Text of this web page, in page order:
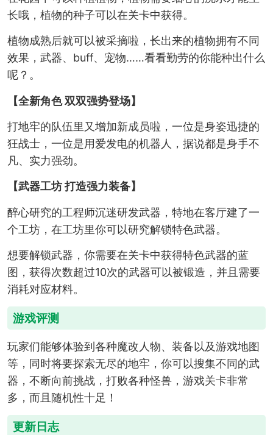
长哦，植物的种子可以在关卡中获得。
植物成熟后就可以被采摘啦，长出来的植物拥有不同
效果，武器、buff、宠物……看看勤劳的你能种出什么
呢？。
【全新角色 双双强势登场】
打地牢的队伍里又增加新成员啦，一位是身姿迅捷的
狂战士，一位是用爱发电的机器人，据说都是身手不
凡、实力强劲。
【武器工坊 打造强力装备】
醉心研究的工程师沉迷研发武器，特地在客厅建了一
个工坊，在工坊里你可以研究解锁特色武器。
想要解锁武器，你需要在关卡中获得特色武器的蓝
图，获得次数超过10次的武器可以被锻造，并且需要
消耗对应材料。
游戏评测
玩家们能够体验到各种魔改人物、装备以及游戏地图
等，同时将要探索无尽的地牢，你可以搜集不同的武
器，不断向前挑战，打败各种怪兽，游戏关卡非常
多，而且随机性十足！
更新日志